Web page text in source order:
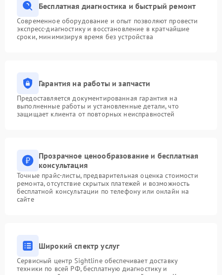
Бесплатная диагностика и быстрый ремонт
Современное оборудование и опыт позволяют провести
экспресс-диагностику и восстановление в кратчайшие
сроки, минимизируя время без устройства
Гарантия на работы и запчасти
Предоставляется документированная гарантия на
выполненные работы и установленные детали, что
защищает клиента от повторных неисправностей
Прозрачное ценообразование и бесплатная
консультация
Точные прайс-листы, предварительная оценка стоимости
ремонта, отсутствие скрытых платежей и возможность
бесплатной консультации по телефону или онлайн на
сайте
Широкий спектр услуг
Сервисный центр Sightline обеспечивает доставку
техники по всей РФ, бесплатную диагностику и